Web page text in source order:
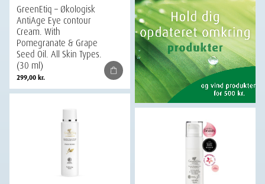
GreenEtiq – Økologisk
AntiAge Eye contour
Cream. With
Pomegranate & Grape
Seed Oil. All Skin Types.
(30 ml)
299,00kr.